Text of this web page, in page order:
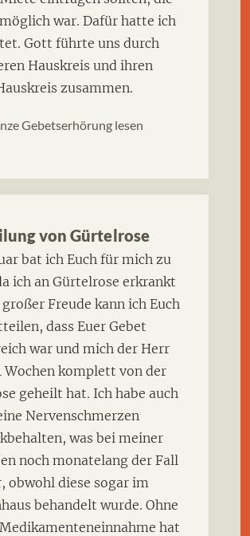
war. Dafür hatte ich
Gott führte uns durch
Hauskreis und ihren
zusammen.
Gebetserhörung lesen
von Gürtelrose
bat ich Euch für mich zu
ich an Gürtelrose erkrankt
Freude kann ich Euch
dass Euer Gebet
war und mich der Herr
Wochen komplett von der
geheilt hat. Ich habe auch
Nervenschmerzen
was bei meiner
noch monatelang der Fall
obwohl diese sogar im
behandelt wurde. Ohne
hat